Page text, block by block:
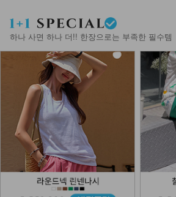
하나 사면 하나 더!! 한장으로는 부족한 필수템